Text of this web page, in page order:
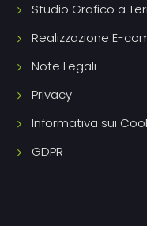
Studio Grafico a
Realizzazione E-
Note Legali
Privacy
Informativa sui
GDPR